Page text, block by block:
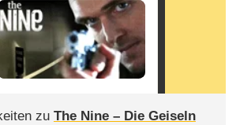
zu The Nine – Die Geiseln